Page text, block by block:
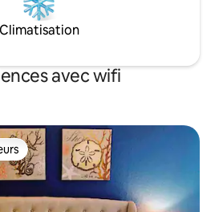
Climatisation
avec wifi